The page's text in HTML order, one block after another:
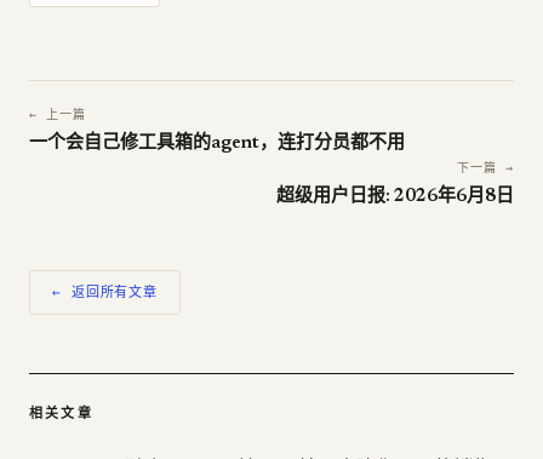
← 上一篇
一个会自己修工具箱的agent，连打分员都不用
下一篇 →
超级用户日报: 2026年6月8日
← 返回所有文章
相关文章